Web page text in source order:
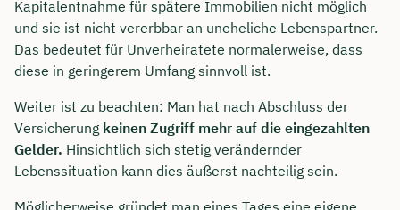
Kapitalentnahme für spätere Immobilien nicht möglich
und sie ist nicht vererbbar an uneheliche Lebenspartner.
Das bedeutet für Unverheiratete normalerweise, dass
diese in geringerem Umfang sinnvoll ist.
Weiter ist zu beachten: Man hat nach Abschluss der
Versicherung keinen Zugriff mehr auf die eingezahlten
Gelder. Hinsichtlich sich stetig verändernder
Lebenssituation kann dies äußerst nachteilig sein.